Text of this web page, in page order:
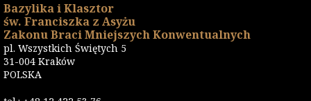
Bazylika i Klasztor
św. Franciszka z Asyżu
Zakonu Braci Mniejszych Konwentualnych
pl. Wszystkich Świętych 5
31-004 Kraków
POLSKA